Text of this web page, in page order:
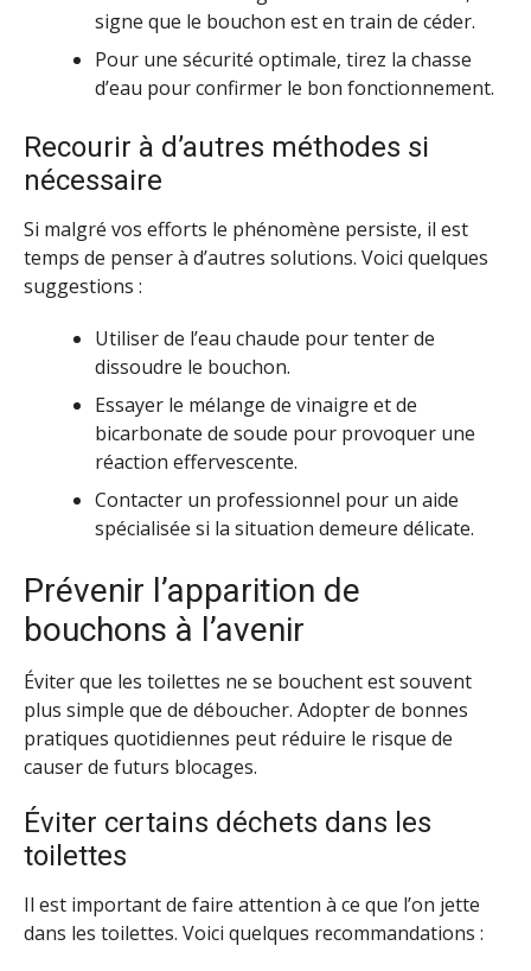
signe que le bouchon est en train de céder.
Pour une sécurité optimale, tirez la chasse
d’eau pour confirmer le bon fonctionnement.
Recourir à d’autres méthodes si
nécessaire
Si malgré vos efforts le phénomène persiste, il est
temps de penser à d’autres solutions. Voici quelques
suggestions :
Utiliser de l’eau chaude pour tenter de
dissoudre le bouchon.
Essayer le mélange de vinaigre et de
bicarbonate de soude pour provoquer une
réaction effervescente.
Contacter un professionnel pour un aide
spécialisée si la situation demeure délicate.
Prévenir l’apparition de
bouchons à l’avenir
Éviter que les toilettes ne se bouchent est souvent
plus simple que de déboucher. Adopter de bonnes
pratiques quotidiennes peut réduire le risque de
causer de futurs blocages.
Éviter certains déchets dans les
toilettes
Il est important de faire attention à ce que l’on jette
dans les toilettes. Voici quelques recommandations :